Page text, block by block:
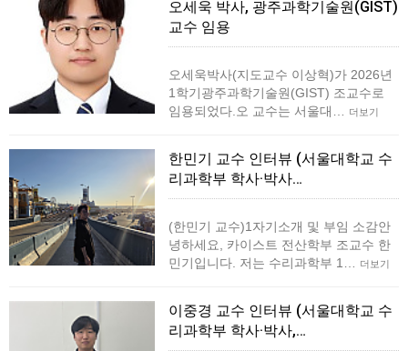
오세욱 박사, 광주과학기술원(GIST)
교수 임용
오세욱박사(지도교수 이상혁)가 2026년
1학기광주과학기술원(GIST) 조교수로
임용되었다.오 교수는 서울대…
더보기
한민기 교수 인터뷰 (서울대학교 수
리과학부 학사·박사…
(한민기 교수)1자기소개 및 부임 소감안
녕하세요, 카이스트 전산학부 조교수 한
민기입니다. 저는 수리과학부 1…
더보기
이중경 교수 인터뷰 (서울대학교 수
리과학부 학사·박사,…